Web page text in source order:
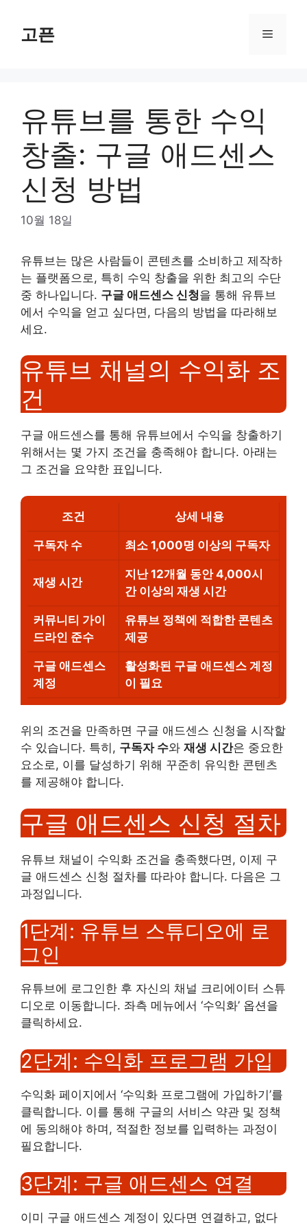
content
고픈 Menu
유튜브를 통한 수익
창출: 구글 애드센스
신청 방법
10월 18일
유튜브는 많은 사람들이 콘텐츠를 소비하고 제작하
는 플랫폼으로, 특히 수익 창출을 위한 최고의 수단
중 하나입니다. 구글 애드센스 신청을 통해 유튜브
에서 수익을 얻고 싶다면, 다음의 방법을 따라해보
세요.
유튜브 채널의 수익화 조
건
구글 애드센스를 통해 유튜브에서 수익을 창출하기
위해서는 몇 가지 조건을 충족해야 합니다. 아래는
그 조건을 요약한 표입니다.
조건 상세 내용
구독자 수 최소 1,000명 이상의 구독자
재생 시간
지난 12개월 동안 4,000시
간 이상의 재생 시간
커뮤니티 가이
드라인 준수
유튜브 정책에 적합한 콘텐츠
제공
구글 애드센스
계정
활성화된 구글 애드센스 계정
이 필요
위의 조건을 만족하면 구글 애드센스 신청을 시작할
수 있습니다. 특히, 구독자 수와 재생 시간은 중요한
요소로, 이를 달성하기 위해 꾸준히 유익한 콘텐츠
를 제공해야 합니다.
구글 애드센스 신청 절차
유튜브 채널이 수익화 조건을 충족했다면, 이제 구
글 애드센스 신청 절차를 따라야 합니다. 다음은 그
과정입니다.
1단계: 유튜브 스튜디오에 로
그인
유튜브에 로그인한 후 자신의 채널 크리에이터 스튜
디오로 이동합니다. 좌측 메뉴에서 ‘수익화’ 옵션을
클릭하세요.
2단계: 수익화 프로그램 가입
수익화 페이지에서 ‘수익화 프로그램에 가입하기’를
클릭합니다. 이를 통해 구글의 서비스 약관 및 정책
에 동의해야 하며, 적절한 정보를 입력하는 과정이
필요합니다.
3단계: 구글 애드센스 연결
이미 구글 애드센스 계정이 있다면 연결하고, 없다